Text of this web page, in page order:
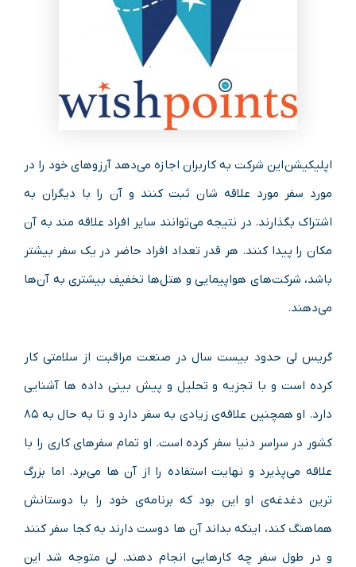
اپلیکیشن این شرکت به کاربران اجازه می‌دهد آرزوهای خود را در
مورد سفر مورد علاقه‌ شان ثبت کنند و آن را با دیگران به
اشتراک بگذارند. در نتیجه می‌توانند سایر افراد علاقه‌ مند به آن
مکان را پیدا کنند. هر قدر تعداد افراد حاضر در یک سفر بیشتر
باشد، شرکت‌های هواپیمایی و هتل‌ها تخفیف بیشتری به آن‌ها
می‌دهند.
گریس لی حدود بیست سال در صنعت مراقبت از سلامتی کار
کرده است و با تجزیه‌ و تحلیل و پیش‌ بینی داده‌ ها آشنایی
دارد. او همچنین علاقه‌ی زیادی به سفر دارد و تا به حال به ۸۵
کشور در سراسر دنیا سفر کرده است. او تمام سفرهای کاری را با
علاقه می‌پذیرد و نهایت استفاده را از آن‌ ها می‌برد. اما بزرگ‌
ترین دغدغه‌ی او این بود که برنامه‌ی خود را با دوستانش
هماهنگ کند، اینکه بداند آن‌ ها دوست دارند به کجا سفر کنند
و در طول سفر چه کارهایی انجام دهند. لی متوجه شد این